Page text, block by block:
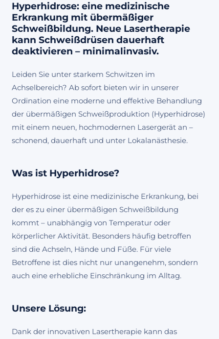
Hyperhidrose: eine medizinische
Erkrankung mit übermäßiger
Schweißbildung. Neue Lasertherapie
kann Schweißdrüsen dauerhaft
deaktivieren – minimalinvasiv.
Leiden Sie unter starkem Schwitzen im
Achselbereich? Ab sofort bieten wir in unserer
Ordination eine moderne und effektive Behandlung
der übermäßigen Schweißproduktion (Hyperhidrose)
mit einem neuen, hochmodernen Lasergerät an –
schonend, dauerhaft und unter Lokalanästhesie.
Was ist Hyperhidrose?
Hyperhidrose ist eine medizinische Erkrankung, bei
der es zu einer übermäßigen Schweißbildung
kommt – unabhängig von Temperatur oder
körperlicher Aktivität. Besonders häufig betroffen
sind die Achseln, Hände und Füße. Für viele
Betroffene ist dies nicht nur unangenehm, sondern
auch eine erhebliche Einschränkung im Alltag.
Unsere Lösung:
Dank der innovativen Lasertherapie kann das